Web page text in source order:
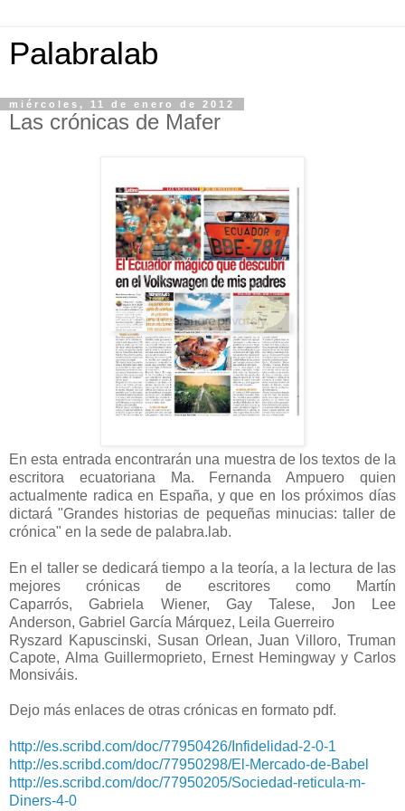
Palabralab
miércoles, 11 de enero de 2012
Las crónicas de Mafer
En esta entrada encontrarán una muestra de los textos de la
escritora ecuatoriana Ma. Fernanda Ampuero quien
actualmente radica en España, y que en los próximos días
dictará "Grandes historias de pequeñas minucias: taller de
crónica" en la sede de palabra.lab.
En el taller se dedicará tiempo a la teoría, a la lectura de las
mejores crónicas de escritores como
Martín
Caparrós,Gabriela Wiener,Gay Talese, Jon Lee
Anderson, Gabriel García Márquez, Leila Guerreiro
Ryszard Kapuscinski, Susan Orlean,Juan Villoro,Truman
Capote, Alma Guillermoprieto, Ernest Hemingway y Carlos
Monsiváis.
Dejo más enlaces de otras crónicas en formato pdf.
http://es.scribd.com/doc/77950426/Infidelidad-2-0-1
http://es.scribd.com/doc/77950298/El-Mercado-de-Babel
http://es.scribd.com/doc/77950205/Sociedad-reticula-m-
Diners-4-0